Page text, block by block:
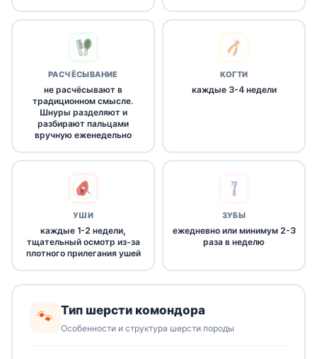
РАСЧЁСЫВАНИЕ
не расчёсывают в
традиционном смысле.
Шнуры разделяют и
разбирают пальцами
вручную еженедельно
КОГТИ
каждые 3-4 недели
УШИ
каждые 1-2 недели,
тщательный осмотр из-за
плотного прилегания ушей
ЗУБЫ
ежедневно или минимум 2-3
раза в неделю
🐾 Тип шерсти комондора
Особенности и структура шерсти породы